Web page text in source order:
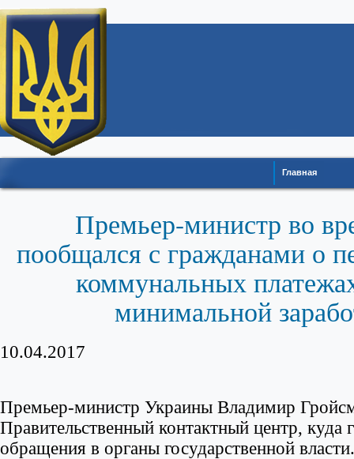
Главная
Премьер-министр во
пообщался с гражданами о
коммунальных
минимальной
10.04.2017
Премьер-министр Украины Владимир
Правительственный контактный центр, куда
обращения в органы государственной власти.